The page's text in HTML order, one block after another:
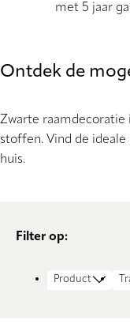
met 5 jaar
Ontdek de
Zwarte raamdecoratie
stoffen. Vind de ideale
huis.
Filter op:
Product